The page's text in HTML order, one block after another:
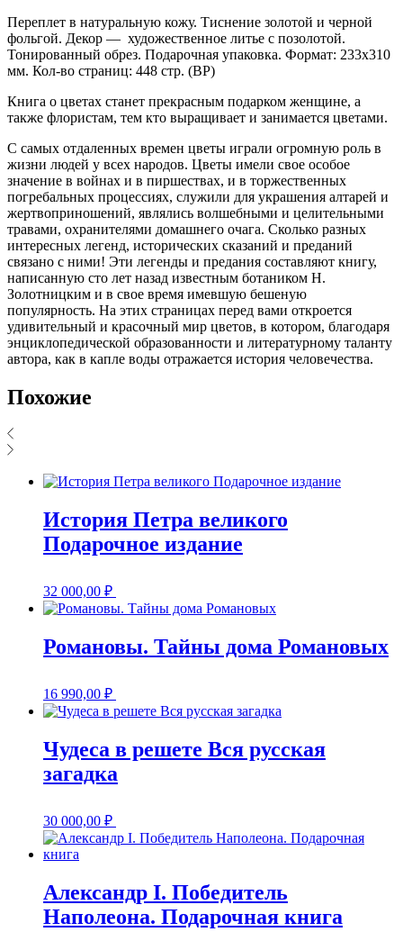
Переплет в натуральную кожу. Тиснение золотой и черной
фольгой. Декор — художественное литье с позолотой.
Тонированный обрез. Подарочная упаковка. Формат: 233х310
мм. Кол-во страниц: 448 стр. (ВР)
Книга о цветах станет прекрасным подарком женщине, а
также флористам, тем кто выращивает и занимается цветами.
С самых отдаленных времен цветы играли огромную роль в
жизни людей у всех народов. Цветы имели свое особое
значение в войнах и в пиршествах, и в торжественных
погребальных процессиях, служили для украшения алтарей и
жертвоприношений, являлись волшебными и целительными
травами, охранителями домашнего очага. Сколько разных
интересных легенд, исторических сказаний и преданий
связано с ними! Эти легенды и предания составляют книгу,
написанную сто лет назад известным ботаником Н.
Золотницким и в свое время имевшую бешеную
популярность. На этих страницах перед вами откроется
удивительный и красочный мир цветов, в котором, благодаря
энциклопедической образованности и литературному таланту
автора, как в капле воды отражается история человечества.
Похожие
История Петра великого
Подарочное издание
32 000,00 ₽
Романовы. Тайны дома Романовых
16 990,00 ₽
Чудеса в решете Вся русская
загадка
30 000,00 ₽
Александр I. Победитель
Наполеона. Подарочная книга